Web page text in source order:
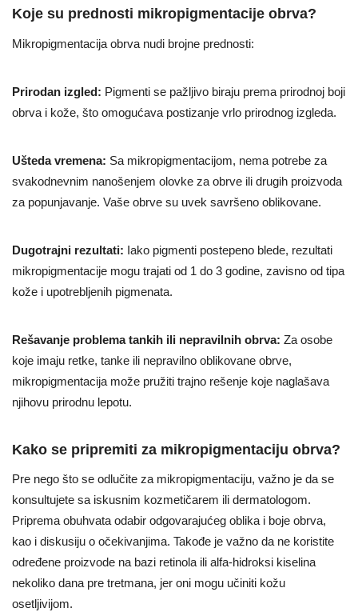
Koje su prednosti mikropigmentacije obrva?
Mikropigmentacija obrva nudi brojne prednosti:
Prirodan izgled: Pigmenti se pažljivo biraju prema prirodnoj boji
obrva i kože, što omogućava postizanje vrlo prirodnog izgleda.
Ušteda vremena: Sa mikropigmentacijom, nema potrebe za
svakodnevnim nanošenjem olovke za obrve ili drugih proizvoda
za popunjavanje. Vaše obrve su uvek savršeno oblikovane.
Dugotrajni rezultati: Iako pigmenti postepeno blede, rezultati
mikropigmentacije mogu trajati od 1 do 3 godine, zavisno od tipa
kože i upotrebljenih pigmenata.
Rešavanje problema tankih ili nepravilnih obrva: Za osobe
koje imaju retke, tanke ili nepravilno oblikovane obrve,
mikropigmentacija može pružiti trajno rešenje koje naglašava
njihovu prirodnu lepotu.
Kako se pripremiti za mikropigmentaciju obrva?
Pre nego što se odlučite za mikropigmentaciju, važno je da se
konsultujete sa iskusnim kozmetičarem ili dermatologom.
Priprema obuhvata odabir odgovarajućeg oblika i boje obrva,
kao i diskusiju o očekivanjima. Takođe je važno da ne koristite
određene proizvode na bazi retinola ili alfa-hidroksi kiselina
nekoliko dana pre tretmana, jer oni mogu učiniti kožu
osetljivijom.